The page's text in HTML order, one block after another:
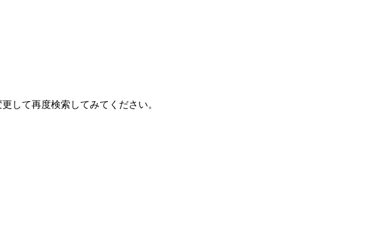
して再度検索してみてください。